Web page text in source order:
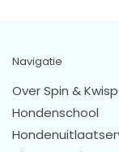
Navigatie
Over Spin &
Hondenschool